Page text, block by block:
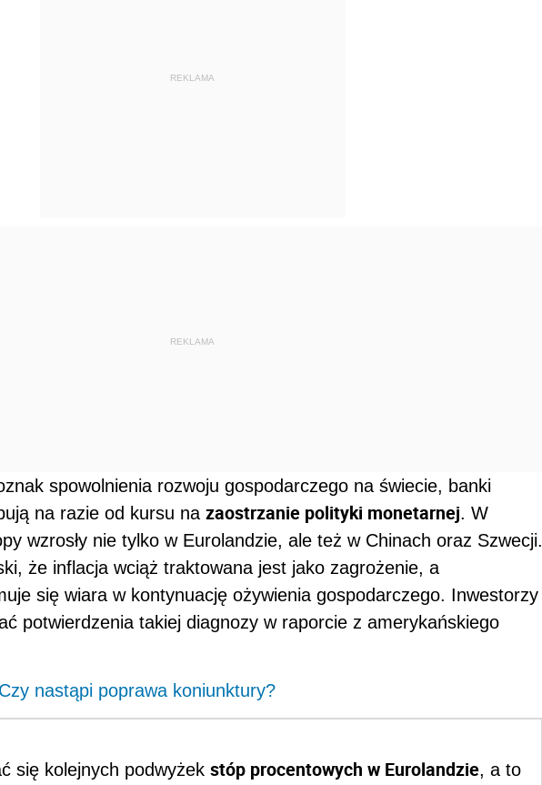
REKLAMA
REKLAMA
spowolnienia rozwoju gospodarczego na świecie, banki
na razie od kursu na zaostrzanie polityki monetarnej. W
wzrosły nie tylko w Eurolandzie, ale też w Chinach oraz Szwecji.
że inflacja wciąż traktowana jest jako zagrożenie, a
się wiara w kontynuację ożywienia gospodarczego. Inwestorzy
potwierdzenia takiej diagnozy w raporcie z amerykańskiego
Czy nastąpi poprawa koniunktury?
się kolejnych podwyżek stóp procentowych w Eurolandzie, a to